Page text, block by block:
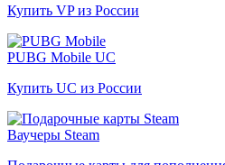
Купить VP из России
PUBG Mobile UC
Купить UC из России
Ваучеры Steam